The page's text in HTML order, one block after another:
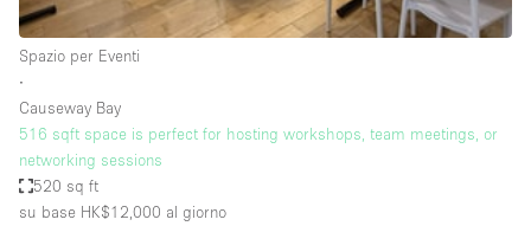
Acquista Condividi
Appartamento/loft
Atelier / Laboratorio
Boutique/negozio
Spazio per Eventi
∙
Causeway Bay
516 sqft space is perfect for hosting workshops, team meetings, or
networking sessions
520 sq ft
su base HK$12,000 al giorno